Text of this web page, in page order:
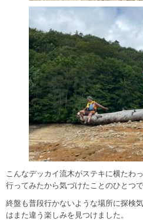
こんなデッカイ流木がステキに横たわ
行ってみたから気づけたことのひとつで
終盤も普段行かないような場所に探検
はまた違う楽しみを見つけました。